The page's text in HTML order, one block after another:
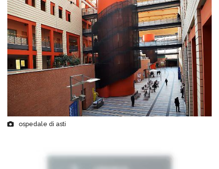
ospedale di asti